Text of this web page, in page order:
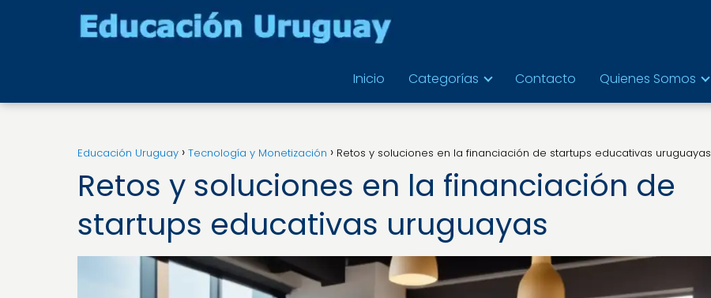
Inicio Categorías Contacto Quienes Somos
Educación Uruguay Tecnología y Monetización Retos y soluciones en la financiación de startups educativas uruguayas
Retos y soluciones en la financiación de
startups educativas uruguayas